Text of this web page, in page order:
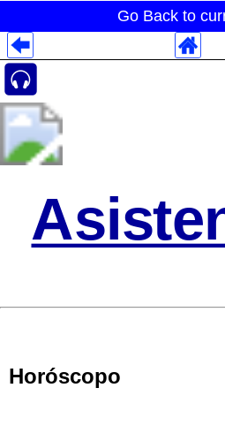
Go Back to
Horóscopo
Despliegues Analytics
Despliegues Totales
Despliegues por Rubros